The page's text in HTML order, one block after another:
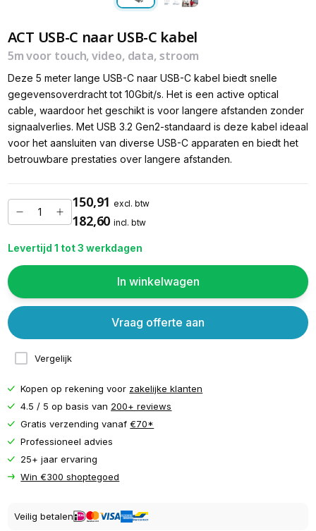
ACT USB-C naar USB-C kabel
5m voor touch, video, data, stroom
Deze 5 meter lange USB-C naar USB-C kabel biedt snelle
gegevensoverdracht tot 10Gbit/s. Het is een active optical
cable, waardoor het geschikt is voor langere afstanden zonder
signaalverlies. Met USB 3.2 Gen2-standaard is deze kabel ideaal
voor het aansluiten van diverse USB-C apparaten en biedt het
betrouwbare prestaties over langere afstanden.
150,91 excl. btw
182,60 incl. btw
Levertijd 1 tot 3 werkdagen
In winkelwagen
Vergelijk
Vraag offerte aan
Kopen op rekening voor zakelijke klanten
4.5 / 5 op basis van 200+ reviews
Gratis verzending vanaf€70*
Professioneel advies
25+ jaar ervaring
Win €300 shoptegoed
Veilig betalen